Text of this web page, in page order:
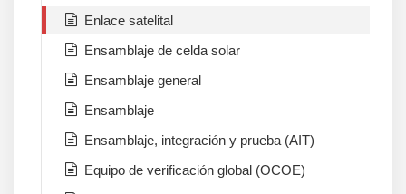
Enlace satelital
Ensamblaje de celda solar
Ensamblaje general
Ensamblaje
Ensamblaje, integración y prueba (AIT)
Equipo de verificación global (OCOE)